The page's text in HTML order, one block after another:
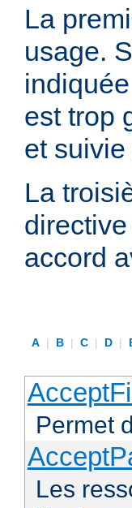
La
usage.
est trop
et
La
accord
A | B | C | D |
Permet
Les